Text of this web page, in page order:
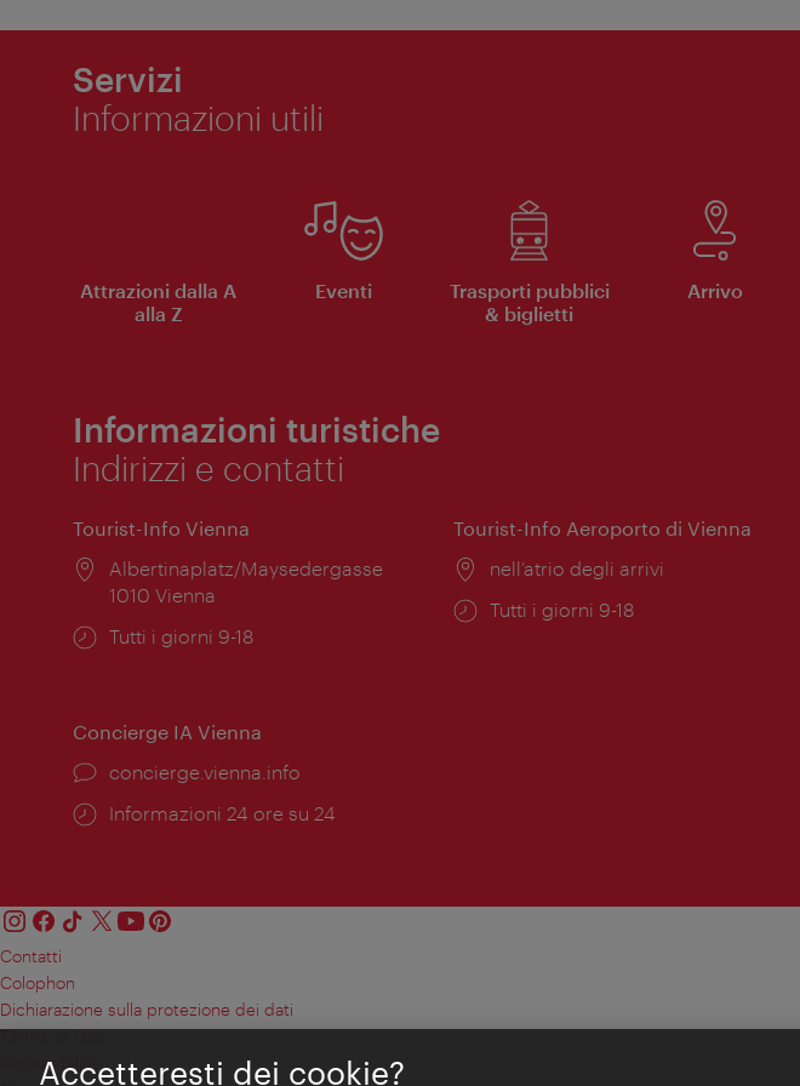
Servizi
Informazioni utili
Attrazioni dalla A
alla Z
Eventi
Trasporti pubblici
& biglietti
Arrivo
Informazioni turistiche
Indirizzi e contatti
Tourist-Info Vienna
Posizione:
Albertinaplatz/Maysedergasse
1010 Vienna
Orari
Tutti i giorni 9-18
Tourist-Info Aeroporto di Vienna
Posizione:
nell’atrio degli arrivi
Orari
Tutti i giorni 9-18
Concierge IA Vienna
Ort:
concierge.vienna.info
Öffnungszeiten:
Informazioni 24 ore su 24
Contatti
Colophon
Dichiarazione sulla protezione dei dati
Accessibilità
Accetteresti dei cookie?